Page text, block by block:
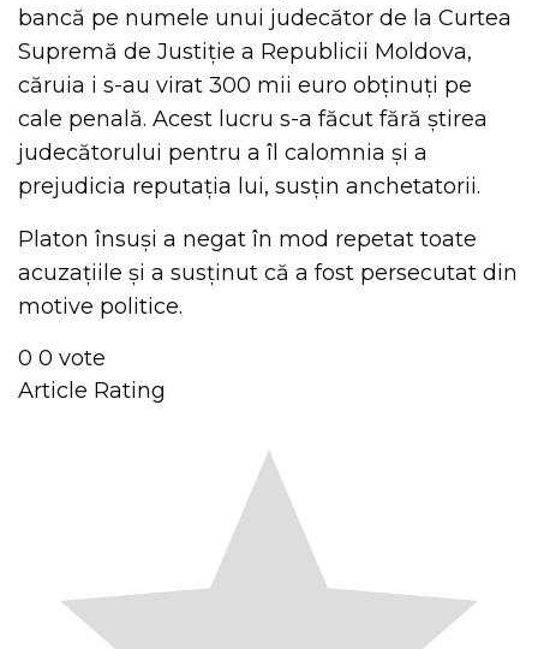
bancă pe numele unui judecător de la Curtea
Supremă de Justiție a Republicii Moldova,
căruia i s-au virat 300 mii euro obținuți pe
cale penală. Acest lucru s-a făcut fără știrea
judecătorului pentru a îl calomnia și a
prejudicia reputația lui, susțin anchetatorii.
Platon însuși a negat în mod repetat toate
acuzațiile și a susținut că a fost persecutat din
motive politice.
0 0 vote
Article Rating